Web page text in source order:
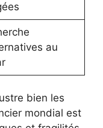
au
bien les
mondial est